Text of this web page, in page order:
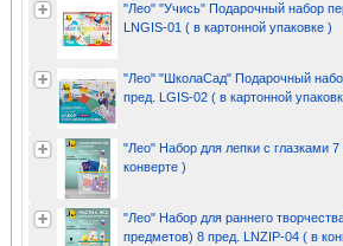
"Лео" "Учись" Подарочный набор
LNGIS-01 ( в картонной упаковке )
"Лео" "ШколаСад" Подарочный
пред. LGIS-02 ( в картонной
"Лео" Набор для лепки с глазками
конверте )
"Лео" Набор для раннего
предметов) 8 пред. LNZIP-04 ( в